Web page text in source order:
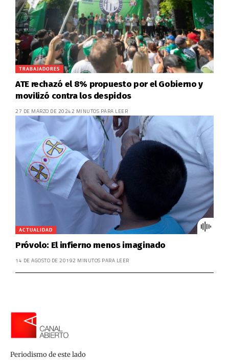
TRABAJADORES
ATE rechazó el 8% propuesto por el Gobierno y
movilizó contra los despidos
27 DE MARZO DE 20242 MINUTOS PARA LEER
ACTUALIDAD
Próvolo: El infierno menos imaginado
14 DE AGOSTO DE 20192 MINUTOS PARA LEER
Periodismo de este lado